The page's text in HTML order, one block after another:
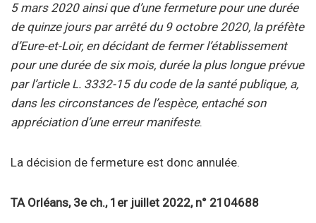
5 mars 2020 ainsi que d’une fermeture pour une durée
de quinze jours par arrêté du 9 octobre 2020, la préfète
d’Eure-et-Loir, en décidant de fermer l’établissement
pour une durée de six mois, durée la plus longue prévue
par l’article L. 3332-15 du code de la santé publique, a,
dans les circonstances de l’espèce, entaché son
appréciation d’une erreur manifeste.
La décision de fermeture est donc annulée.
TA Orléans, 3e ch., 1er juillet 2022, n° 2104688